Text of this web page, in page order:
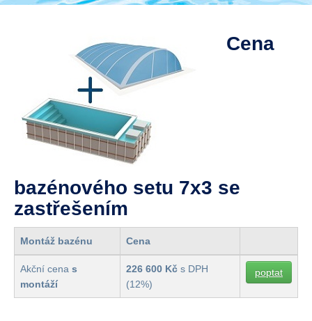
Cena
bazénového setu 7x3 se
zastřešením
Montáž bazénu Cena
Akční cena s
montáží
226 600 Kč s DPH
(12%)
poptat